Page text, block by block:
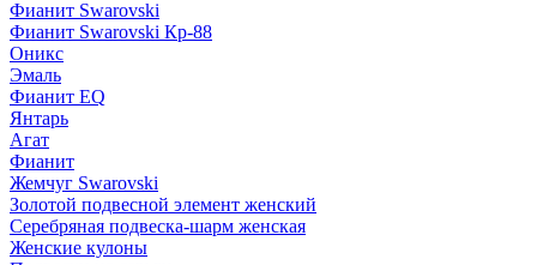
Фианит Swarovski
Фианит Swarovski Кр-88
Оникс
Эмаль
Фианит EQ
Янтарь
Агат
Фианит
Жемчуг Swarovski
Золотой подвесной элемент женcкий
Серебряная подвеска-шарм женская
Женские кулоны